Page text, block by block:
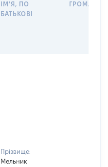
ІМ'Я, ПО
БАТЬКОВІ
Прізвище:
Мельник